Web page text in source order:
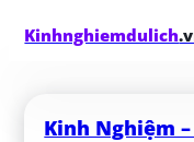
Kinhnghiemdulich
Kinh Nghiệm